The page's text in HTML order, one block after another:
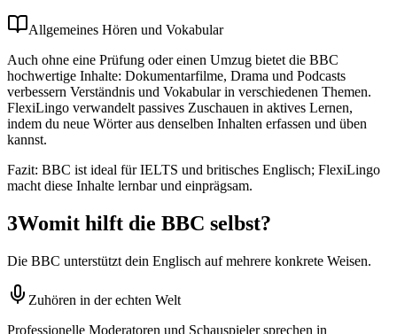
Allgemeines Hören und Vokabular
Auch ohne eine Prüfung oder einen Umzug bietet die BBC
hochwertige Inhalte: Dokumentarfilme, Drama und Podcasts
verbessern Verständnis und Vokabular in verschiedenen Themen.
FlexiLingo verwandelt passives Zuschauen in aktives Lernen,
indem du neue Wörter aus denselben Inhalten erfassen und üben
kannst.
Fazit: BBC ist ideal für IELTS und britisches Englisch; FlexiLingo
macht diese Inhalte lernbar und einprägsam.
3Womit hilft die BBC selbst?
Die BBC unterstützt dein Englisch auf mehrere konkrete Weisen.
Zuhören in der echten Welt
Professionelle Moderatoren und Schauspieler sprechen in